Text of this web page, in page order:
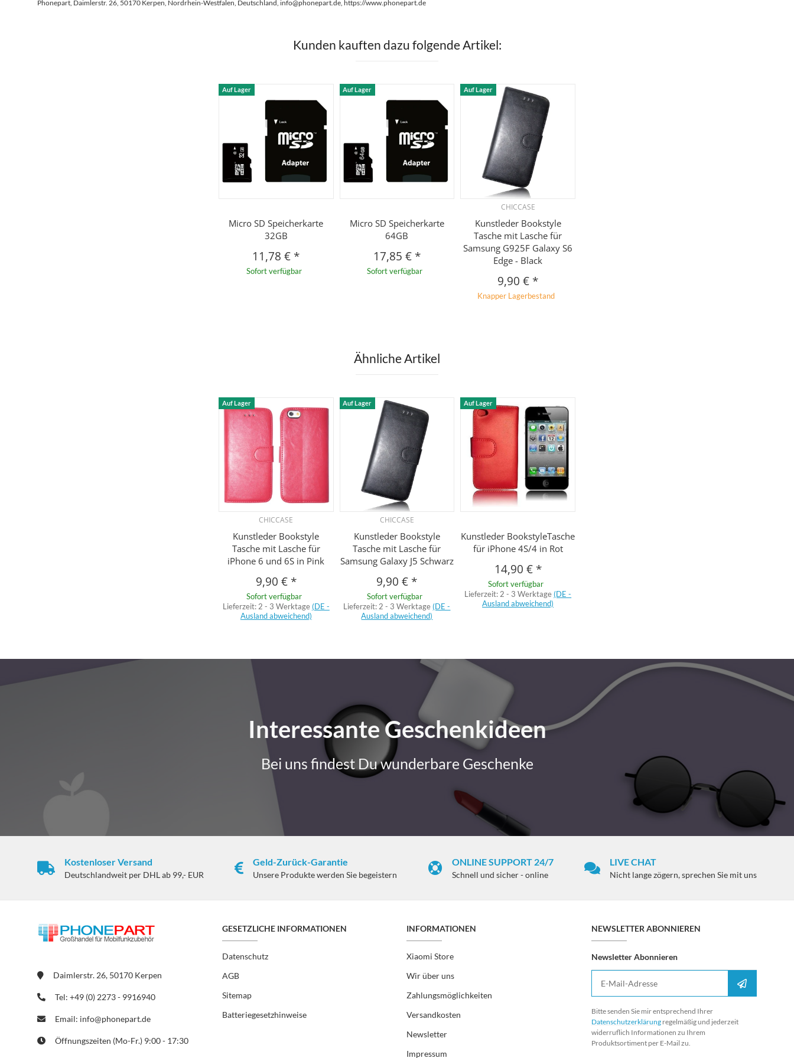
Phonepart, Daimlerstr. 26, 50170 Kerpen, Nordrhein-Westfalen, Deutschland, info@phonepart.de, https://www.phonepart.de
Kunden kauften dazu folgende Artikel:
Auf Lager
Micro SD Speicherkarte
32GB
11,78 € *
Sofort verfügbar
Auf Lager
Micro SD Speicherkarte
64GB
17,85 € *
Sofort verfügbar
Auf Lager
CHICCASE
Kunstleder Bookstyle
Tasche mit Lasche für
Samsung G925F Galaxy S6
Edge - Black
9,90 € *
Knapper Lagerbestand
Ähnliche Artikel
Auf Lager
CHICCASE
Kunstleder Bookstyle
Tasche mit Lasche für
iPhone 6 und 6S in Pink
9,90 € *
Sofort verfügbar
Lieferzeit:2 - 3 Werktage (DE -
Ausland abweichend)
Auf Lager
CHICCASE
Kunstleder Bookstyle
Tasche mit Lasche für
Samsung Galaxy J5 Schwarz
9,90 € *
Sofort verfügbar
Lieferzeit:2 - 3 Werktage (DE -
Ausland abweichend)
Auf Lager
Kunstleder BookstyleTasche
für iPhone 4S/4 in Rot
14,90 € *
Sofort verfügbar
Lieferzeit:2 - 3 Werktage (DE -
Ausland abweichend)
Interessante Geschenkideen
Bei uns findest Du wunderbare Geschenke
Kostenloser Versand
Deutschlandweit per DHL ab 99,- EUR
Geld-Zurück-Garantie
Unsere Produkte werden Sie begeistern
ONLINE SUPPORT 24/7
Schnell und sicher - online
LIVE CHAT
Nicht lange zögern, sprechen Sie mit uns
Daimlerstr. 26, 50170 Kerpen
Tel: +49 (0) 2273 - 9916940
Email: info@phonepart.de
Öffnungszeiten (Mo-Fr.) 9:00 - 17:30
GESETZLICHE INFORMATIONEN
Datenschutz
AGB
Sitemap
Batteriegesetzhinweise
INFORMATIONEN
Xiaomi Store
Wir über uns
Zahlungsmöglichkeiten
Versandkosten
Newsletter
Impressum
NEWSLETTER ABONNIEREN
Newsletter Abonnieren
Anmelden
Bitte senden Sie mir entsprechend Ihrer
Datenschutzerklärungregelmäßig und jederzeit
widerruflich Informationen zu Ihrem
Produktsortiment per E-Mail zu.